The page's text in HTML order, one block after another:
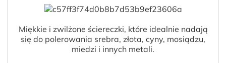
Miękkie i zwilżone ściereczki, które idealnie nadają
się do polerowania srebra, złota, cyny, mosiądzu,
miedzi i innych metali.